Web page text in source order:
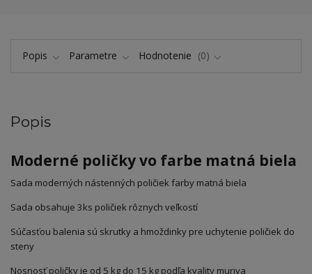
Popis Parametre Hodnotenie 0
Popis
Moderné poličky vo farbe matná biela
Sada moderných nástenných poličiek farby matná biela
Sada obsahuje 3ks poličiek rôznych veľkostí
Súčasťou balenia sú skrutky a hmoždinky pre uchytenie poličiek do
steny
Nosnosť poličky je od 5 kg do 15 kg podľa kvality muriva